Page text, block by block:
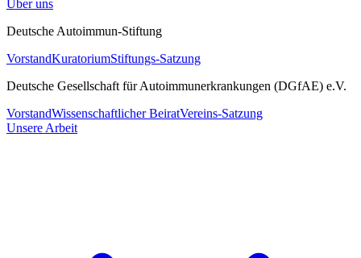
Über uns
Deutsche Autoimmun-Stiftung
VorstandKuratoriumStiftungs-Satzung
Deutsche Gesellschaft für Autoimmunerkrankungen (DGfAE) e.V.
VorstandWissenschaftlicher BeiratVereins-Satzung
Unsere Arbeit